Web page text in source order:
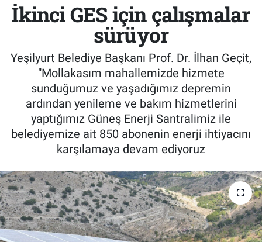
İkinci GES için çalışmalar
sürüyor
Yeşilyurt Belediye Başkanı Prof. Dr. İlhan Geçit,
"Mollakasım mahallemizde hizmete
sunduğumuz ve yaşadığımız depremin
ardından yenileme ve bakım hizmetlerini
yaptığımız Güneş Enerji Santralimiz ile
belediyemize ait 850 abonenin enerji ihtiyacını
karşılamaya devam ediyoruz